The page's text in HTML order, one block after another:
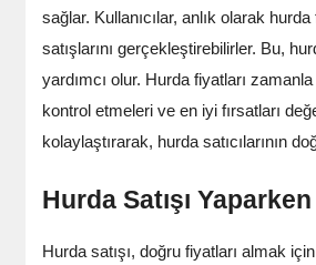
sağlar. Kullanıcılar, anlık olarak
satışlarını gerçekleştirebilirler. Bu,
yardımcı olur. Hurda fiyatları
kontrol etmeleri ve en iyi fırsatları
kolaylaştırarak, hurda satıcılarının
Hurda Satışı
Hurda satışı, doğru fiyatları almak